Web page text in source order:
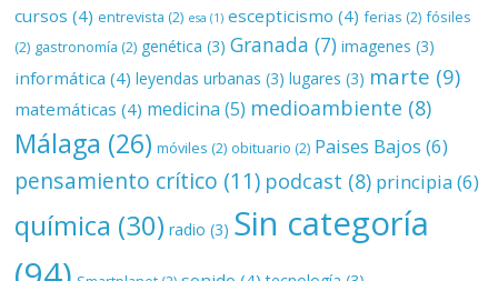
cursos (4) entrevista (2) esa (1) escepticismo (4) ferias (2) fósiles
(2) gastronomía (2) genética (3) Granada (7) imagenes (3)
informática (4) leyendas urbanas (3) lugares (3) marte (9)
matemáticas (4) medicina (5) medioambiente (8)
Málaga (26) móviles (2) obituario (2) Paises Bajos (6)
pensamiento crítico (11) podcast (8) principia(6)
química (30) radio (3) Sin categoría